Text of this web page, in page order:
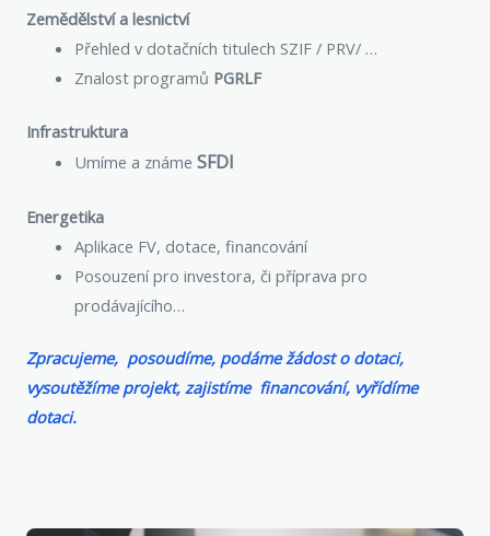
Zemědělství a lesnictví
Přehled v dotačních titulech SZIF / PRV/ …
Znalost programů PGRLF
Infrastruktura
Umíme a známe SFDI
Energetika
Aplikace FV, dotace, financování
Posouzení pro investora, či příprava pro
prodávajícího…
Zpracujeme, posoudíme, podámežádost o dotaci,
vysoutěžímeprojekt, zajistíme financování, vyřídíme
dotaci.